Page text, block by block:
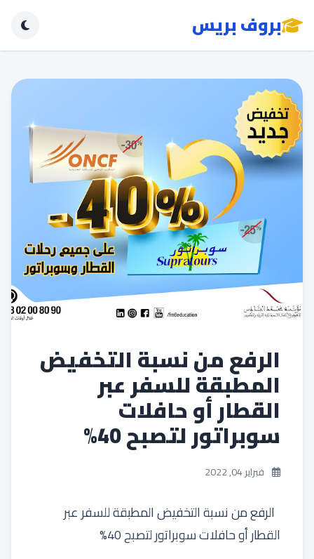
بروف بريس
الرفع من نسبة التخفيض
المطبقة للسفر عبر
القطار أو حافلات
سوبراتور لتصبح 40%
فبراير 04, 2022
الرفع من نسبة التخفيض المطبقة للسفر عبر
القطار أو حافلات سوبراتور لتصبح 40%